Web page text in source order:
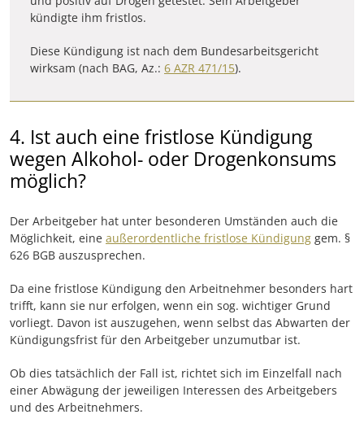
kündigte ihm fristlos.
Diese Kündigung ist nach dem Bundesarbeitsgericht
wirksam (nach BAG, Az.: 6 AZR 471/15).
4. Ist auch eine fristlose Kündigung
wegen Alkohol- oder Drogenkonsums
möglich?
Der Arbeitgeber hat unter besonderen Umständen auch die
Möglichkeit, eine außerordentliche fristlose Kündigung gem. §
626 BGB auszusprechen.
Da eine fristlose Kündigung den Arbeitnehmer besonders hart
trifft, kann sie nur erfolgen, wenn ein sog. wichtiger Grund
vorliegt. Davon ist auszugehen, wenn selbst das Abwarten der
Kündigungsfrist für den Arbeitgeber unzumutbar ist.
Ob dies tatsächlich der Fall ist, richtet sich im Einzelfall nach
einer Abwägung der jeweiligen Interessen des Arbeitgebers
und des Arbeitnehmers.